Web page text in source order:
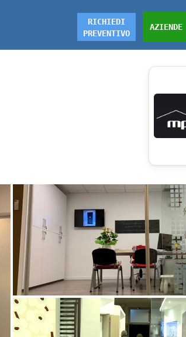
AZIENDE
RICHIEDI
PREVENTIVO